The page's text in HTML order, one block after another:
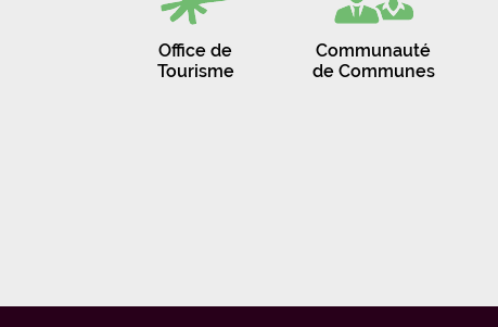
Office de
Tourisme
Communauté
de Communes